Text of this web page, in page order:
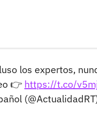
los expertos,
👉 https://t.co/